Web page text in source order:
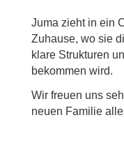
Juma zieht in ein
Zuhause, wo sie
klare Strukturen
bekommen wird.
Wir freuen uns
neuen Familie